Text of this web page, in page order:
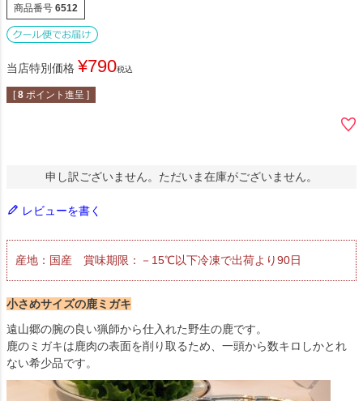
商品番号 6512
当店特別価格 ¥790税込
[ 8 ポイント進呈 ]
申し訳ございません。ただいま在庫がございません。
レビューを書く
産地：国産 賞味期限：－15℃以下冷凍で出荷より90日
小さめサイズの鹿ミガキ
遠山郷の腕の良い猟師から仕入れた野生の鹿です。
鹿のミガキは鹿肉の表面を削り取るため、一頭から数キロしかとれ
ない希少品です。